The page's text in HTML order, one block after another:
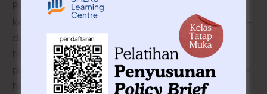
Pelatihan ini membekali peserta dengan
keterampilan menyusun policy brief yang efektif—
dari merancang pesan utama, mengemas data,
hingga menulis dengan gaya yang jelas dan
persuasif. Dengan keterampilan ini, hasil riset tidak
hanya didengar, tetapi juga digunakan dalam